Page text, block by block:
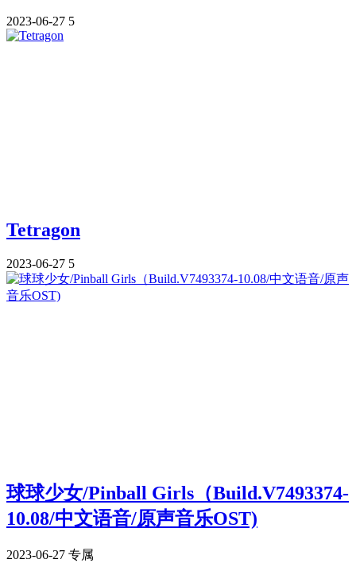
2023-06-27 5
Tetragon
2023-06-27 5
球球少女/Pinball Girls（Build.V7493374-
10.08/中文语音/原声音乐OST)
2023-06-27 专属